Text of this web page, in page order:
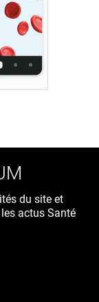
du site et
actus Santé